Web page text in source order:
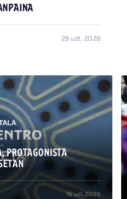
29 uzt. 2026
PROTAGONISTA
16 uzt. 2026